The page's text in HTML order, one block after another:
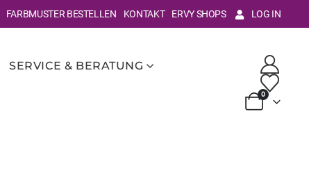
FARBMUSTER BESTELLEN KONTAKT ERVY SHOPS LOG IN
SERVICE & BERATUNG
0